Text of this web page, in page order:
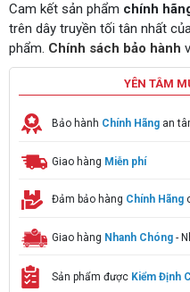
Cam kết sản phẩm chính
trên dây truyền tối tân nhất
phẩm. Chính sách bảo hành
YÊN TÂM
Bảo hành Chính Hãng an
Giao hàng Miễn phí
Đảm bảo hàng Chính Hãng
Giao hàng Nhanh Chóng -
Sản phẩm được Kiểm Định